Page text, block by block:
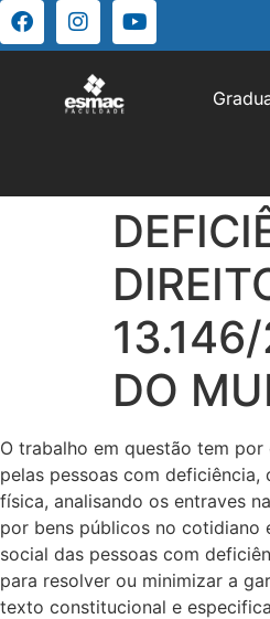
DO
O trabalho em questão tem
pelas pessoas com
física, analisando os entraves
por bens públicos no cotidiano
social das pessoas com
para resolver ou minimizar a
texto constitucional e